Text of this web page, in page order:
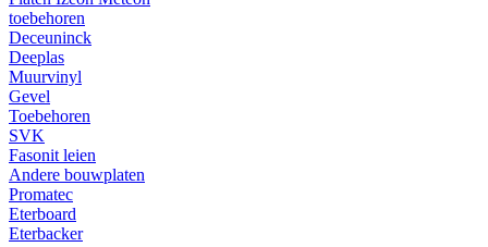
toebehoren
Deceuninck
Deeplas
Muurvinyl
Gevel
Toebehoren
SVK
Fasonit leien
Andere bouwplaten
Promatec
Eterboard
Eterbacker